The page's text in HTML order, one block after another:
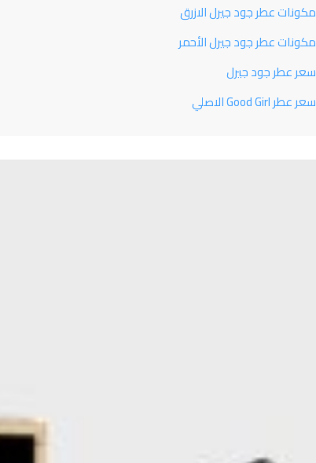
مكونات عطر جود جيرل الازرق
مكونات عطر جود جيرل الأحمر
سعر عطر جود جيرل
سعر عطر Good Girl الاصلي